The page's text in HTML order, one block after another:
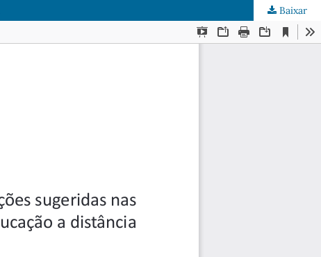
Baixar